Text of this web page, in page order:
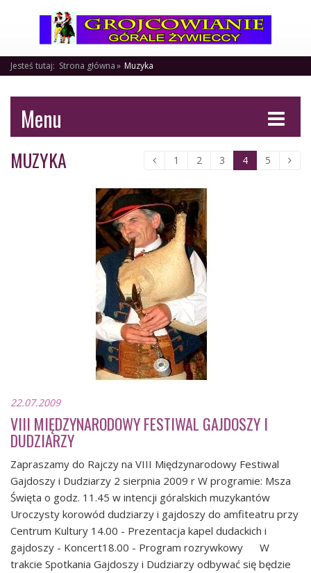
Jesteś tutaj: Strona główna Muzyka
Menu
MUZYKA 1 2 3 4 5
22.07.2009
VIII MIĘDZYNARODOWY FESTIWAL GAJDOSZY I
DUDZIARZY
Zapraszamy do Rajczy na VIII Międzynarodowy Festiwal
Gajdoszy i Dudziarzy 2 sierpnia 2009 r W programie: Msza
Święta o godz. 11.45 w intencji góralskich muzykantów
Uroczysty korowód dudziarzy i gajdoszy do amfiteatru przy
Centrum Kultury 14.00 - Prezentacja kapel dudackich i
gajdoszy - Koncert18.00 - Program rozrywkowy W
trakcie Spotkania Gajdoszy i Dudziarzy odbywać się będzie